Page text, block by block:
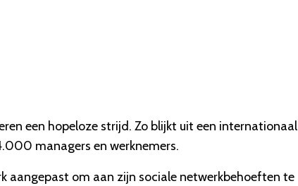
een hopeloze strijd. Zo blijkt uit een internationaal
managers en werknemers.
aangepast om aan zijn sociale netwerkbehoeften te